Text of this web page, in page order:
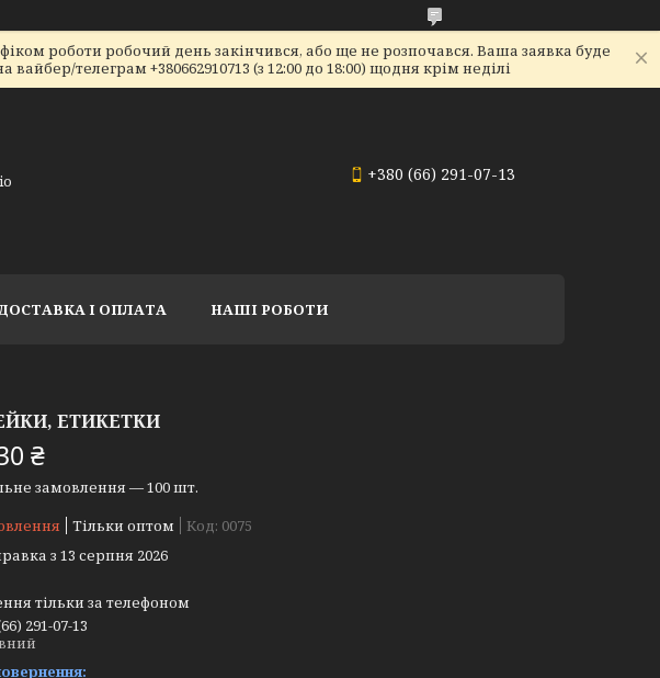
роботи робочий день закінчився, або ще не розпочався. Ваша заявка буде
телеграм +380662910713 (з 12:00 до 18:00) щодня крім неділі
+380 (66) 291-07-13
І ОПЛАТА НАШІ РОБОТИ
ЕТИКЕТКИ
₴
замовлення — 100 шт.
Тільки оптом Код: 0075
з 13 серпня 2026
тільки за телефоном
291-07-13